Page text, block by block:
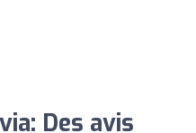
Des avis